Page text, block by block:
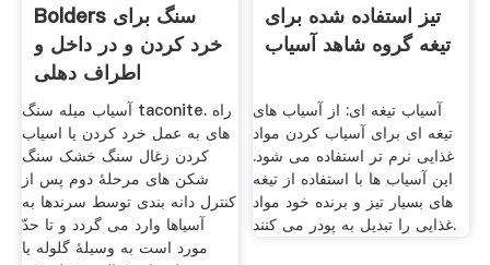
Bolders سنگ برای
خرد کردن و در داخل و
اطراف دهلی
آسیاب میله سنگ taconite. راه
های به عمل خرد کردن یا اسیاب
کردن زغال سنگ خشک سنگ
شکن های مرحلهٔ دوم پس از
کنترل دانه بندی توسط سرندها به
آسیاها وارد می گردد و تا حدّ
مورد است به وسیلهٔ گلوله یا
تیز استفاده شده برای
تیغه گروه شاهد آسیاب
آسیاب تیغه ای: از آسیاب های
تیغه ای برای آسیاب کردن مواد
غذایی نرم تر استفاده می شود.
این آسیاب ها با استفاده از تیغه
های بسیار تیز و برنده خود مواد
غذایی را تبدیل به پودر می کنند.